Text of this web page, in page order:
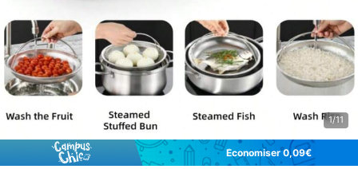
1/11
Économiser 0,09€